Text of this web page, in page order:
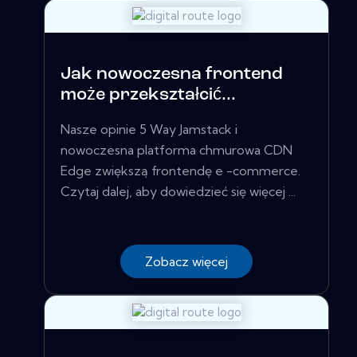
Jak nowoczesna frontend
może przekształcić...
Nasze opinie 5 Way Jamstack i
nowoczesna platforma chmurowa CDN
Edge zwiększą frontendę e -commerce.
Czytaj dalej, aby dowiedzieć się więcej ...
Zobacz więcej